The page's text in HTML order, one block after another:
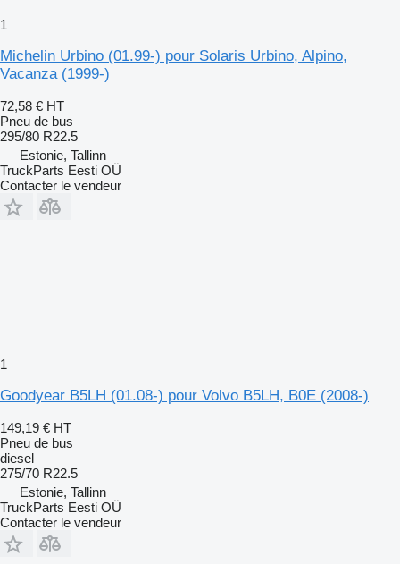
1
Michelin Urbino (01.99-) pour Solaris Urbino, Alpino,
Vacanza (1999-)
72,58 € HT
Pneu de bus
295/80 R22.5
Estonie, Tallinn
TruckParts Eesti OÜ
Contacter le vendeur
1
Goodyear B5LH (01.08-) pour Volvo B5LH, B0E (2008-)
149,19 € HT
Pneu de bus
diesel
275/70 R22.5
Estonie, Tallinn
TruckParts Eesti OÜ
Contacter le vendeur